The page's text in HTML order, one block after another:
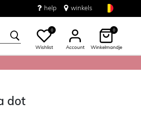
help winkels
0
Wishlist Account
0
Winkelmandje
dot